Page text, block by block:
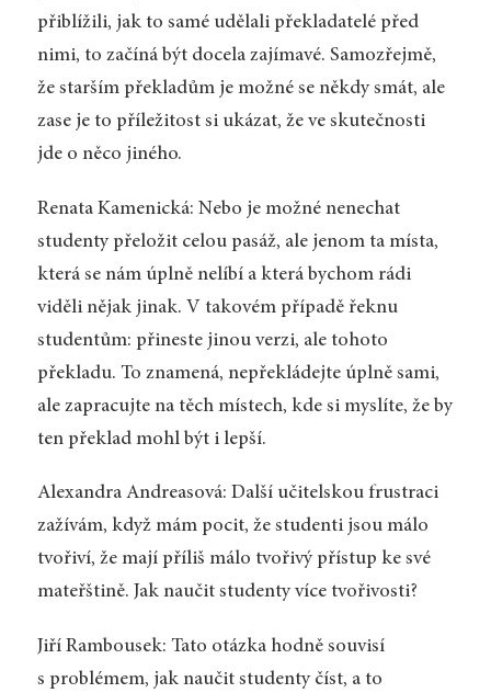
přiblížili, jak to samé udělali překladatelé před
nimi, to začíná být docela zajímavé. Samozřejmě,
že starším překladům je možné se někdy smát, ale
zase je to příležitost si ukázat, že ve skutečnosti
jde o něco jiného.
Renata Kamenická: Nebo je možné nenechat
studenty přeložit celou pasáž, ale jenom ta místa,
která se nám úplně nelíbí a která bychom rádi
viděli nějak jinak. V takovém případě řeknu
studentům: přineste jinou verzi, ale tohoto
překladu. To znamená, nepřekládejte úplně sami,
ale zapracujte na těch místech, kde si myslíte, že by
ten překlad mohl být i lepší.
Alexandra Andreasová: Další učitelskou frustraci
zažívám, když mám pocit, že studenti jsou málo
tvořiví, že mají příliš málo tvořivý přístup ke své
mateřštině. Jak naučit studenty více tvořivosti?
Jiří Rambousek: Tato otázka hodně souvisí
s problémem, jak naučit studenty číst, a to